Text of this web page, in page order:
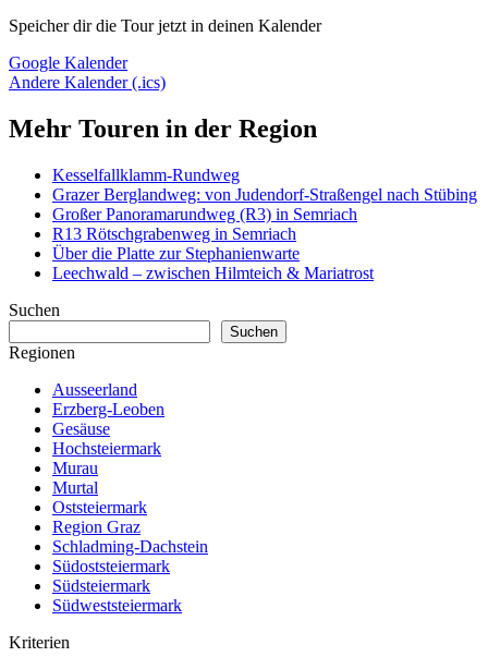
Speicher dir die Tour jetzt in deinen Kalender
Google Kalender
Andere Kalender (.ics)
Mehr Touren in der Region
Kesselfallklamm-Rundweg
Grazer Berglandweg: von Judendorf-Straßengel nach Stübing
Großer Panoramarundweg (R3) in Semriach
R13 Rötschgrabenweg in Semriach
Über die Platte zur Stephanienwarte
Leechwald – zwischen Hilmteich & Mariatrost
Suchen
Suchen
Regionen
Ausseerland
Erzberg-Leoben
Gesäuse
Hochsteiermark
Murau
Murtal
Oststeiermark
Region Graz
Schladming-Dachstein
Südoststeiermark
Südsteiermark
Südweststeiermark
Kriterien